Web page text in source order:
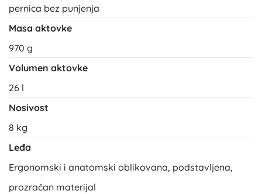
pernica bez punjenja
Masa aktovke
970 g
Volumen aktovke
26 l
Nosivost
8 kg
Leđa
Ergonomski i anatomski oblikovana, podstavljena,
prozračan materijal